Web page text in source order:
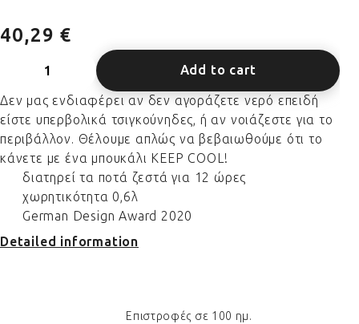
40,29 €
Add to cart
Δεν μας ενδιαφέρει αν δεν αγοράζετε νερό επειδή
είστε υπερβολικά τσιγκούνηδες, ή αν νοιάζεστε για το
περιβάλλον. Θέλουμε απλώς να βεβαιωθούμε ότι το
κάνετε με ένα μπουκάλι KEEP COOL!
διατηρεί τα ποτά ζεστά για 12 ώρες
χωρητικότητα 0,6λ
German Design Award 2020
Detailed information
Επιστροφές σε 100 ημ.